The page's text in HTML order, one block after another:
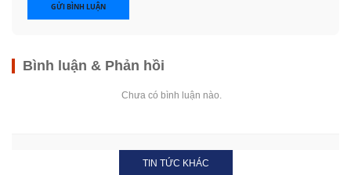
GỬI BÌNH LUẬN
Bình luận & Phản hồi
Chưa có bình luận nào.
TIN TỨC KHÁC